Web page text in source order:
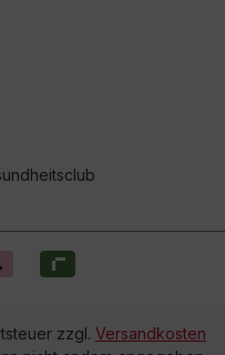
zzgl. Versandkosten